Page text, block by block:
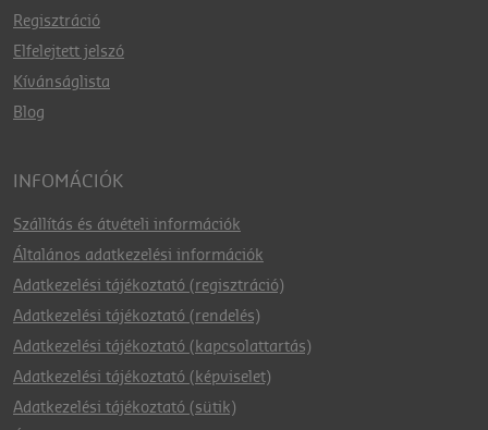
Regisztráció
Elfelejtett jelszó
Kívánságlista
Blog
INFOMÁCIÓK
Szállítás és átvételi információk
Általános adatkezelési információk
Adatkezelési tájékoztató (regisztráció)
Adatkezelési tájékoztató (rendelés)
Adatkezelési tájékoztató (kapcsolattartás)
Adatkezelési tájékoztató (képviselet)
Adatkezelési tájékoztató (sütik)